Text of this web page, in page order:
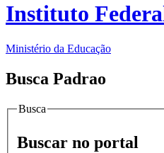
Instituto
Ministério da Educação
Busca Padrao
Busca
Buscar no portal